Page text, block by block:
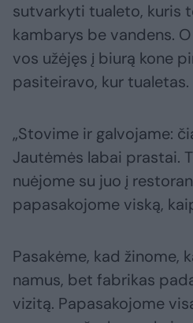
sutvarkyti tualeto, kuris
kambarys be vandens.
vos užėjęs į biurą kone
pasiteiravo, kur tualetas.
„Stovime ir galvojame:
Jautėmės labai prastai.
nuėjome su juo į
papasakojome viską,
Pasakėme, kad žinome,
namus, bet fabrikas
vizitą. Papasakojome